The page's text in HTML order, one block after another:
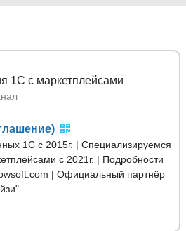
1С с 2015г. | Специализируемся
с 2021г. | Подробности
| Официальный партнёр